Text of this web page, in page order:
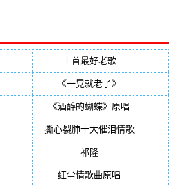
十首最好老歌(300)
《一晃就老了》
《酒醉的蝴蝶》原唱
撕心裂肺十大催泪情歌(195)
祁隆(188)
红尘情歌曲原唱